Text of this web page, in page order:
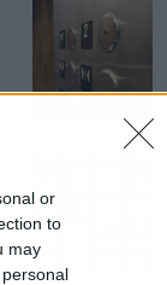
or
to
may